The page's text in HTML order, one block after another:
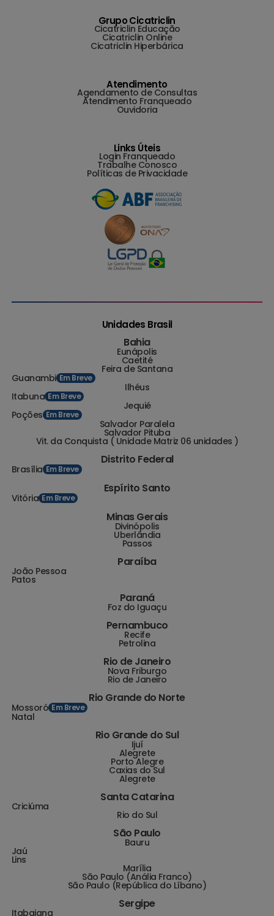
Grupo Cicatriclin
Cicatriclin Educação
Cicatriclin Online
Cicatriclin Hiperbárica
Atendimento
Agendamento de Consultas
Atendimento Franqueado
Ouvidoria
Links Úteis
Login Franqueado
Trabalhe Conosco
Políticas de Privacidade
Unidades Brasil
Bahia
Eunápolis
Caetité
Feira de Santana
Guanambi Em Breve
Ilhéus
Itabuna Em Breve
Jequié
Poções Em Breve
Salvador Paralela
Salvador Pituba
Vit. da Conquista ( Unidade Matriz 06 unidades )
Distrito Federal
Brasília Em Breve
Espírito Santo
Vitória Em Breve
Minas Gerais
Divinópolis
Uberlândia
Passos
Paraíba
João Pessoa
Patos
Paraná
Foz do Iguaçu
Pernambuco
Recife
Petrolina
Rio de Janeiro
Nova Friburgo
Rio de Janeiro
Rio Grande do Norte
Mossoró Em Breve
Natal
Rio Grande do Sul
Ijuí
Alegrete
Porto Alegre
Caxias do Sul
Alegrete
Santa Catarina
Criciúma
Rio do Sul
São Paulo
Bauru
Jaú
Lins
Marília
São Paulo (Anália Franco)
São Paulo (República do Líbano)
Sergipe
Itabaiana